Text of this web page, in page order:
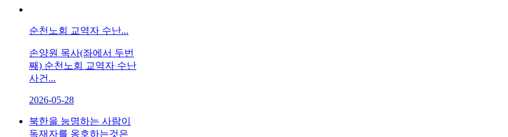
순천노회 교역자 수난...
손양원 목사(좌에서 두번
째) 순천노회 교역자 수난
사건...
2026-05-28
북한을 능명하는 사람이
독재자를 옹호하는것은